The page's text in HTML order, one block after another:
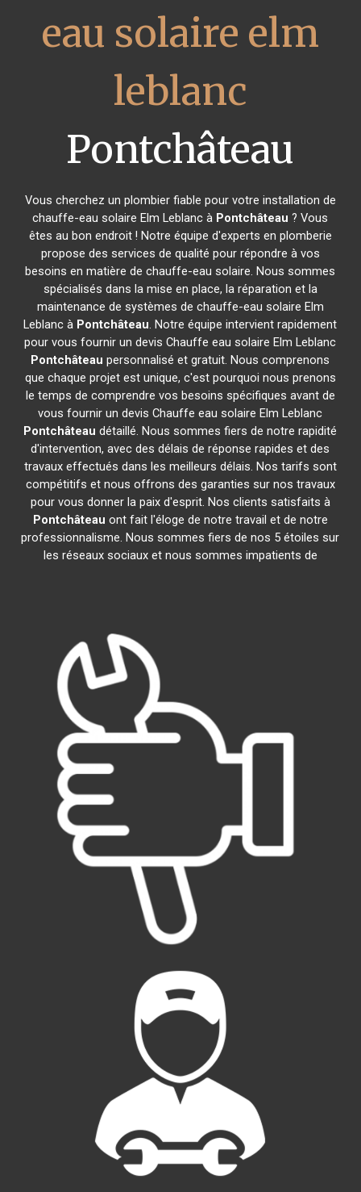
eau solaire elm
leblanc
Pontchâteau
Vous cherchez un plombier fiable pour votre installation de
chauffe-eau solaire Elm Leblanc à Pontchâteau ? Vous
êtes au bon endroit ! Notre équipe d'experts en plomberie
propose des services de qualité pour répondre à vos
besoins en matière de chauffe-eau solaire. Nous sommes
spécialisés dans la mise en place, la réparation et la
maintenance de systèmes de chauffe-eau solaire Elm
Leblanc à Pontchâteau. Notre équipe intervient rapidement
pour vous fournir un devis Chauffe eau solaire Elm Leblanc
Pontchâteau personnalisé et gratuit. Nous comprenons
que chaque projet est unique, c'est pourquoi nous prenons
le temps de comprendre vos besoins spécifiques avant de
vous fournir un devis Chauffe eau solaire Elm Leblanc
Pontchâteau détaillé. Nous sommes fiers de notre rapidité
d'intervention, avec des délais de réponse rapides et des
travaux effectués dans les meilleurs délais. Nos tarifs sont
compétitifs et nous offrons des garanties sur nos travaux
pour vous donner la paix d'esprit. Nos clients satisfaits à
Pontchâteau ont fait l'éloge de notre travail et de notre
professionnalisme. Nous sommes fiers de nos 5 étoiles sur
les réseaux sociaux et nous sommes impatients de